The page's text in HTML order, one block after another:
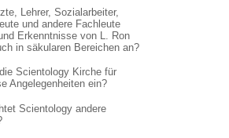
Lehrer, Sozialarbeiter,
und andere Fachleute
Erkenntnisse von L. Ron
in säkularen Bereichen an?
Scientology Kirche für
Angelegenheiten ein?
Scientology andere